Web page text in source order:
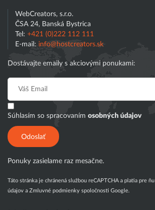
WebCreators, s.r.o.
ČSA 24, Banská Bystrica
Tel: +421 (0)222 112 111
E-mail: info@hostcreators.sk
Dostávajte emaily s akciovými ponukami:
Súhlasím so spracovaním osobných údajov
Odoslať
Ponuky zasielame raz mesačne.
Táto stránka je chránená službou reCAPTCHA a platia pre ňu
údajov a Zmluvné podmienky spoločnosti Google.